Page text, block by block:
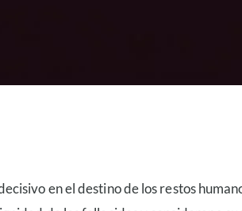
en el destino de los restos